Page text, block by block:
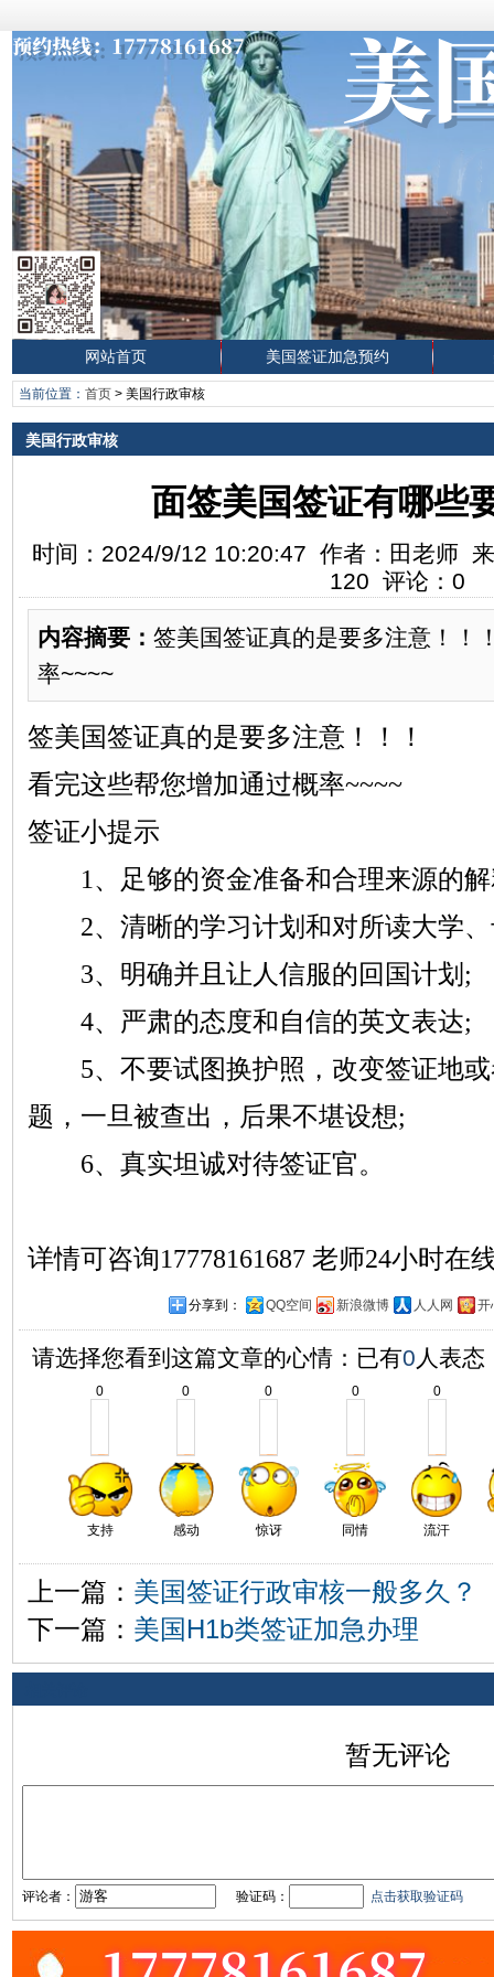
网站首页 美国签证加急预约
当前位置： 首页> 美国行政审核
美国行政审核
面签美国签证有哪些
时间：2024/9/12 10:20:47 作者：田老师
120 评论：0
内容摘要： 签美国签证真的是要多注意！！
率~~~~
签美国签证真的是要多注意！！！
看完这些帮您增加通过概率~~~~
签证小提示
1、足够的资金准备和合理来源的
2、清晰的学习计划和对所读大学
3、明确并且让人信服的回国计划;
4、严肃的态度和自信的英文表达;
5、不要试图换护照，改变签证地
题，一旦被查出，后果不堪设想;
6、真实坦诚对待签证官。
详情可咨询17778161687 老师24小时在
分享到： QQ空间 新浪微博 人人网 开
请选择您看到这篇文章的心情：已有0 人表态
0
支持
0
感动
0
惊讶
0
同情
0
流汗
上一篇： 美国签证行政审核一般多久？
下一篇： 美国H1b类签证加急办理
暂无评论
评论者： 验证码： 点击获取验证码